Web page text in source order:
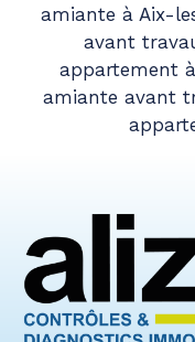
amiante à Aix-
avant
appartement
amiante avant